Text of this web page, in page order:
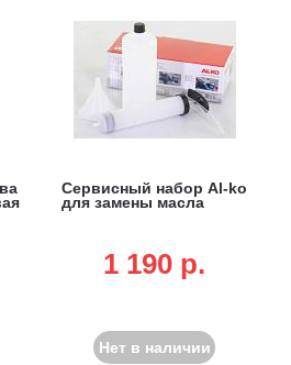
Сервисный набор Al-ko
для замены масла
1 190 p.
Нет в наличии